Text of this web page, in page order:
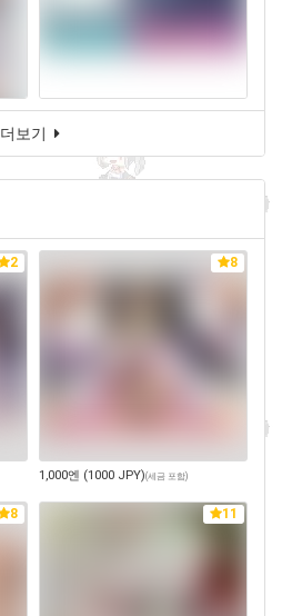
더보기
2 8
1,000엔 (1000 JPY)(세금 포함)
8 11